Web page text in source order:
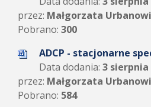
przez: Małgorzata
Pobrano: 300
ADCP - stacjonarne
Data dodania: 3 sierpnia
przez: Małgorzata
Pobrano: 584